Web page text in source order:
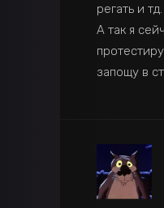
регать и тд.
А так я
запощу в